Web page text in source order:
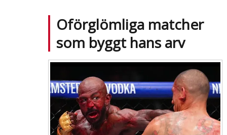
Oförglömliga matcher
som byggt hans arv